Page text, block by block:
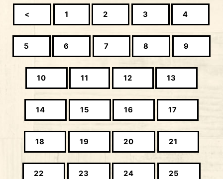
< 1 2 3 4
5 6 7 8 9
10 11 12 13
14 15 16 17
18 19 20 21
22 23 24 25